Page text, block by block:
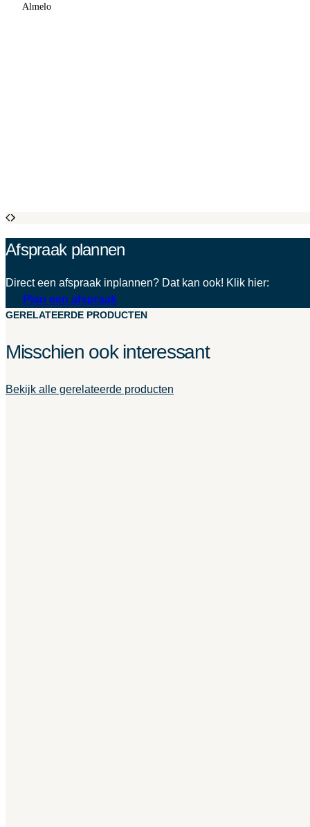
Almelo
Afspraak plannen
Direct een afspraak inplannen? Dat kan ook! Klik hier:
Plan een afspraak
GERELATEERDE PRODUCTEN
Misschien ook interessant
Bekijk alle gerelateerde producten